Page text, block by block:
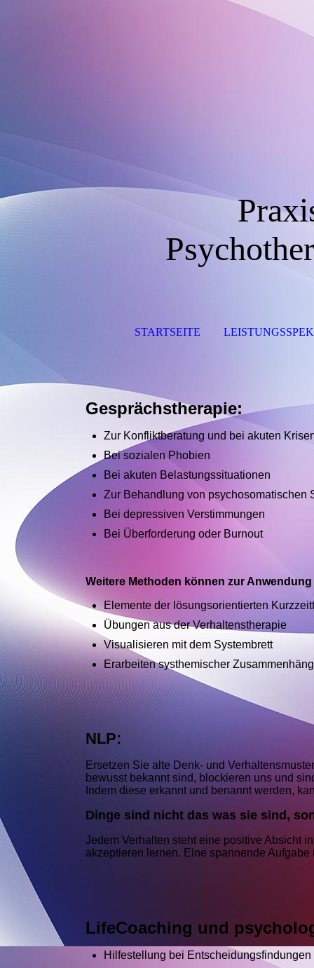
STARTSEITE
Gesprächstherapie:
Zur Konfliktberatung und bei akuten
Bei sozialen Phobien
Bei akuten Belastungssituationen
Zur Behandlung von psychosomatischen
Bei depressiven Verstimmungen
Bei Überforderung oder Burnout
Weitere Methoden können zur
Elemente der lösungsorientierten
Übungen aus der Verhaltenstherapie
Visualisieren mit dem Systembrett
Erarbeiten systhemischer
NLP:
Ersetzen Sie alte Denk- und
bewusst bekannt sind, blockieren uns und
Indem diese erkannt und benannt werden,
Dinge sind nicht das was sie sind,
Jedem Verhalten steht eine positive Absicht
akzeptieren lernen. Eine spannende
LifeCoaching und
Hilfestellung bei Entscheidungsfindungen